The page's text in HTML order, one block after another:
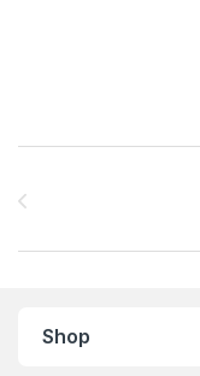
Shop